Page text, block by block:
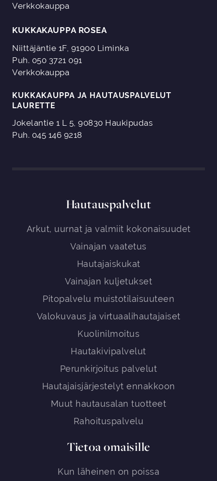
Verkkokauppa
KUKKAKAUPPA ROSEA
Niittäjäntie 1F, 91900 Liminka
Puh. 050 3721 091
Verkkokauppa
KUKKAKAUPPA JA HAUTAUSPALVELUT
LAURETTE
Jokelantie 1 L 5, 90830 Haukipudas
Puh. 045 146 9218
Hautauspalvelut
Arkut, uurnat ja valmiit kokonaisuudet
Vainajan vaatetus
Hautajaiskukat
Vainajan kuljetukset
Pitopalvelu muistotilaisuuteen
Valokuvaus ja virtuaalihautajaiset
Kuolinilmoitus
Hautakivipalvelut
Perunkirjoitus palvelut
Hautajaisjärjestelyt ennakkoon
Muut hautausalan tuotteet
Rahoituspalvelu
Tietoa omaisille
Kun läheinen on poissa